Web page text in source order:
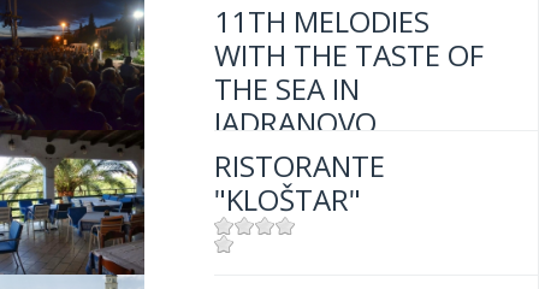
11TH MELODIES
WITH THE TASTE OF
THE SEA IN
JADRANOVO
Mjesto:Mjesto: Jadranovo
RISTORANTE
"KLOŠTAR"